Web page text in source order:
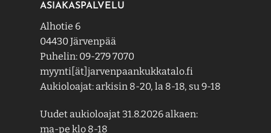
ASIAKASPALVELU
Alhotie 6
04430 Järvenpää
Puhelin: 09-279 7070
myynti[ät]jarvenpaankukkatalo.fi
Aukioloajat: arkisin 8-20, la 8-18, su 9-18
Uudet aukioloajat 31.8.2026 alkaen:
ma-pe klo 8-18